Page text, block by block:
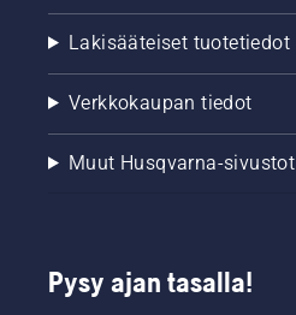
Lakisääteiset tuotetiedot
Verkkokaupan tiedot
Muut Husqvarna-sivustot
Pysy ajan tasalla!